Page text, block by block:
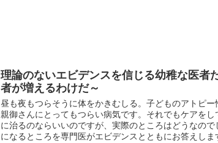
理論のないエビデンスを信じる幼稚な医者
者が増えるわけだ～
昼も夜もつらそうに体をかきむしる。子どものアトピー
親御さんにとってもつらい病気です。それでもケアをし
に治るのならいいのですが、実際のところはどうなの
になるところを専門医がエビデンスとともにお答えしま